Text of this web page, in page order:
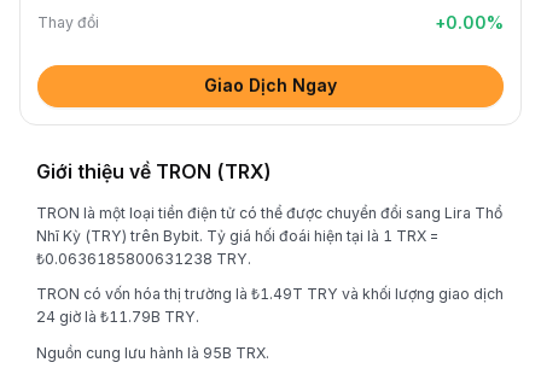
Thay đổi +0.00%
Giao Dịch Ngay
Giới thiệu về TRON (TRX)
TRON là một loại tiền điện tử có thể được chuyển đổi sang Lira Thổ
Nhĩ Kỳ (TRY) trên Bybit. Tỷ giá hối đoái hiện tại là 1 TRX =
₺0.0636185800631238 TRY.
TRON có vốn hóa thị trường là ₺1.49T TRY và khối lượng giao dịch
24 giờ là ₺11.79B TRY.
Nguồn cung lưu hành là 95B TRX.